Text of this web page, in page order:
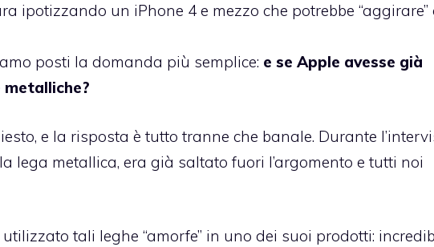
ipotizzando un iPhone 4 e mezzo che potrebbe “aggirare”
posti la domanda più semplice: e se Apple avesse già
e la risposta è tutto tranne che banale. Durante
lega metallica, era già saltato fuori l’argomento e tutti noi
tali leghe “amorfe” in uno dei suoi prodotti: